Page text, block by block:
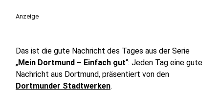
Anzeige
Das ist die gute Nachricht des Tages aus der Serie
„Mein Dortmund – Einfach gut“: Jeden Tag eine gute
Nachricht aus Dortmund, präsentiert von den
Dortmunder Stadtwerken.